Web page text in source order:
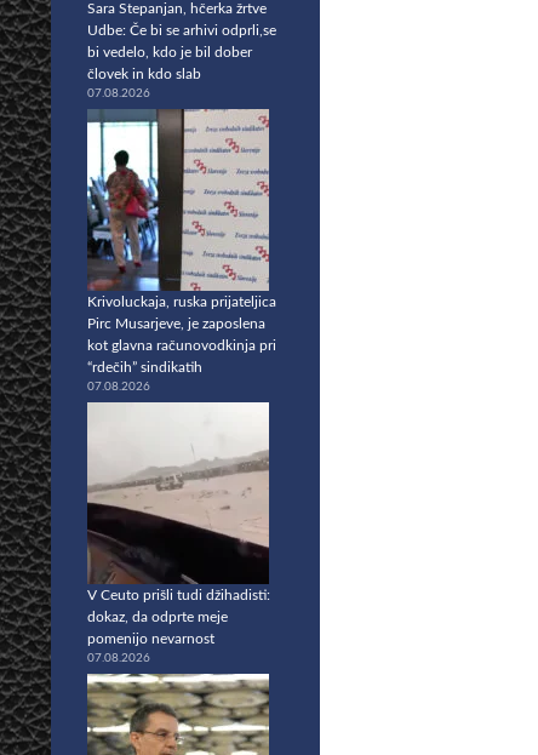
Sara Stepanjan, hčerka žrtve
Udbe: Če bi se arhivi odprli,se
bi vedelo, kdo je bil dober
človek in kdo slab
07.08.2026
Krivoluckaja, ruska prijateljica
Pirc Musarjeve, je zaposlena
kot glavna računovodkinja pri
“rdečih” sindikatih
07.08.2026
V Ceuto prišli tudi džihadisti:
dokaz, da odprte meje
pomenijo nevarnost
07.08.2026